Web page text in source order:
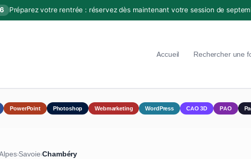
Préparez votre rentrée : réservez dès maintenant votre session de
Accueil Rechercher une
PowerPoint Photoshop Webmarketing WordPress CAO 3D PAO
›Savoie›Chambéry